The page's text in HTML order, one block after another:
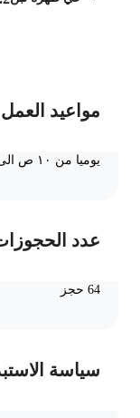
مواعيد العمل
يوميا من ١٠ ص الى ١٠ م
عدد الحجوزات
سياسة